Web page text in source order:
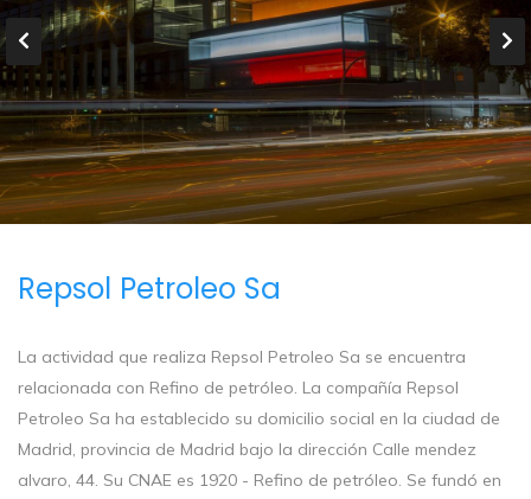
Repsol Petroleo Sa
La actividad que realiza Repsol Petroleo Sa se encuentra
relacionada con Refino de petróleo. La compañía Repsol
Petroleo Sa ha establecido su domicilio social en la ciudad de
Madrid, provincia de Madrid bajo la dirección Calle mendez
alvaro, 44. Su CNAE es 1920 - Refino de petróleo. Se fundó en